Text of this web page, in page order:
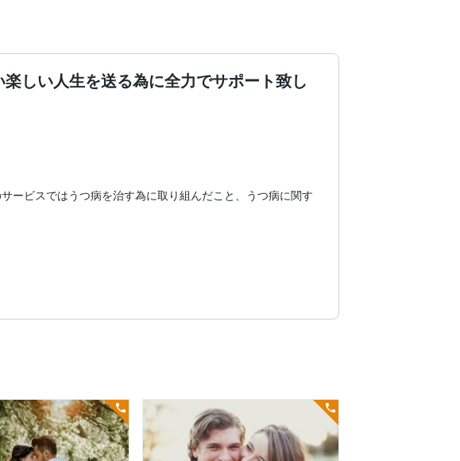
しい人生を送る為に全力でサポート致し
ービスではうつ病を治す為に取り組んだこと、うつ病に関す
・自殺願望が芽生え考えたくもないのにマイナスな事ばか
恐怖心があった為)上記の症状は一切でておりません。自